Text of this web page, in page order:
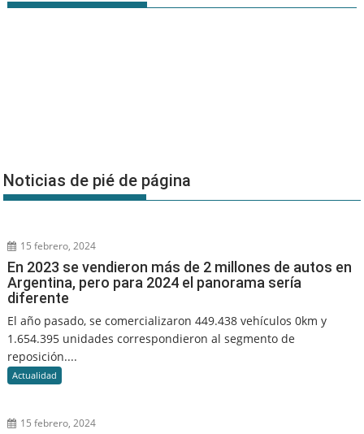
Noticias de pié de página
15 febrero, 2024
En 2023 se vendieron más de 2 millones de autos en
Argentina, pero para 2024 el panorama sería
diferente
El año pasado, se comercializaron 449.438 vehículos 0km y
1.654.395 unidades correspondieron al segmento de
reposición....
Actualidad
15 febrero, 2024